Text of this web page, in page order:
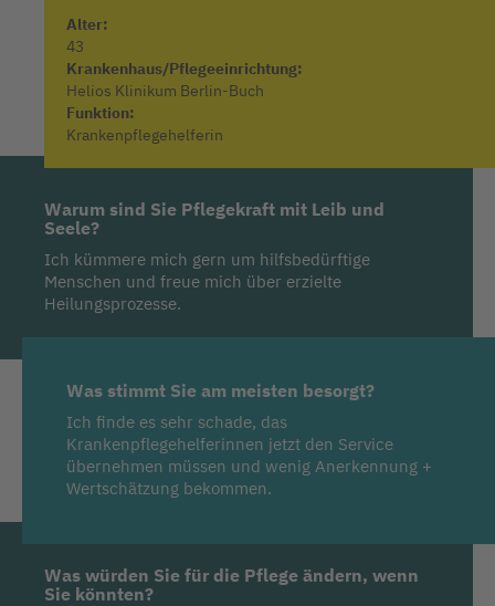
Alter:
43
Krankenhaus/Pflegeeinrichtung:
Helios Klinikum Berlin-Buch
Funktion:
Krankenpflegehelferin
Warum sind Sie Pflegekraft mit Leib und
Seele?
Ich kümmere mich gern um hilfsbedürftige
Menschen und freue mich über erzielte
Heilungsprozesse.
Was stimmt Sie am meisten besorgt?
Ich finde es sehr schade, das
Krankenpflegehelferinnen jetzt den Service
übernehmen müssen und wenig Anerkennung +
Wertschätzung bekommen.
Was würden Sie für die Pflege ändern, wenn
Sie könnten?